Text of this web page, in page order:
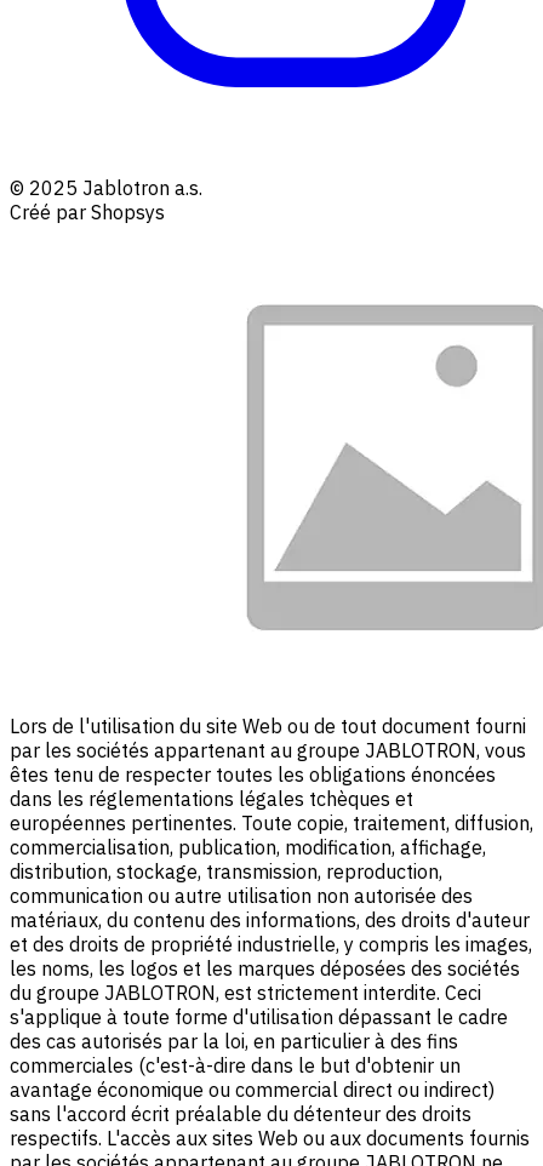
© 2025 Jablotron a.s.
Créé par Shopsys
Lors de l'utilisation du site Web ou de tout document fourni
par les sociétés appartenant au groupe JABLOTRON, vous
êtes tenu de respecter toutes les obligations énoncées
dans les réglementations légales tchèques et
européennes pertinentes. Toute copie, traitement, diffusion,
commercialisation, publication, modification, affichage,
distribution, stockage, transmission, reproduction,
communication ou autre utilisation non autorisée des
matériaux, du contenu des informations, des droits d'auteur
et des droits de propriété industrielle, y compris les images,
les noms, les logos et les marques déposées des sociétés
du groupe JABLOTRON, est strictement interdite. Ceci
s'applique à toute forme d'utilisation dépassant le cadre
des cas autorisés par la loi, en particulier à des fins
commerciales (c'est-à-dire dans le but d'obtenir un
avantage économique ou commercial direct ou indirect)
sans l'accord écrit préalable du détenteur des droits
respectifs. L'accès aux sites Web ou aux documents fournis